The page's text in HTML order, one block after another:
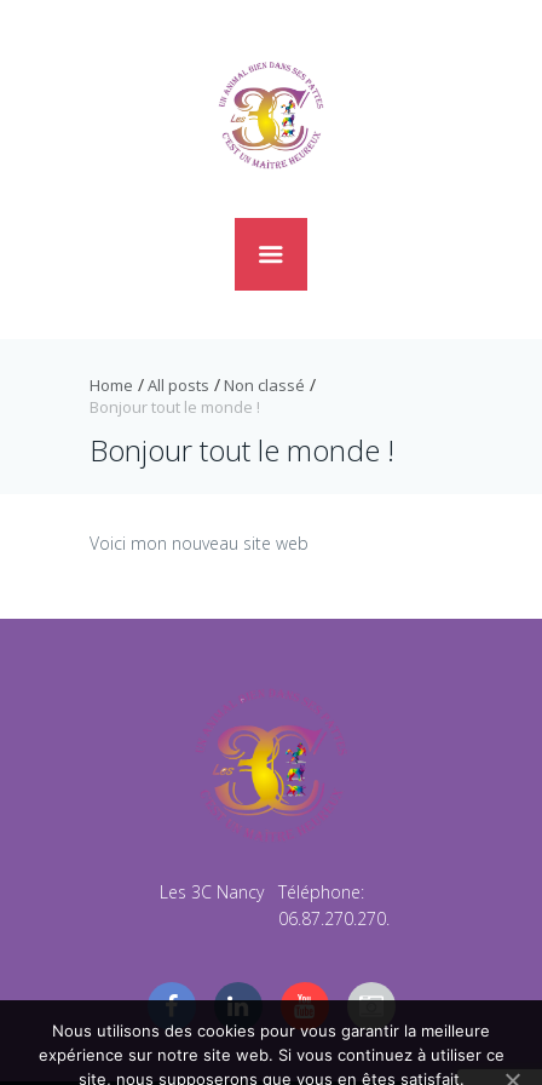
Home All posts
Non classé
Bonjour tout le monde !
Bonjour tout le monde !
Voici mon nouveau site web
Téléphone:
06.87.270.270.
Les 3C Nancy
Nous utilisons des cookies pour vous garantir la meilleure
expérience sur notre site web. Si vous continuez à utiliser ce
site, nous supposerons que vous en êtes satisfait.